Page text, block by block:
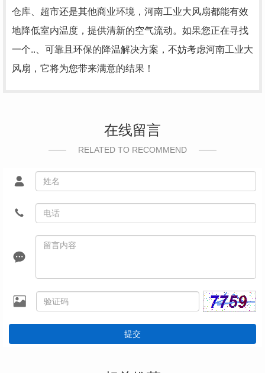
仓库、超市还是其他商业环境，河南工业大风扇都能有效
地降低室内温度，提供清新的空气流动。如果您正在寻找
一个..、可靠且环保的降温解决方案，不妨考虑河南工业大
风扇，它将为您带来满意的结果！
在线留言
RELATED TO RECOMMEND
提交